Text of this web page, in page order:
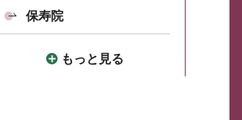
保寿院
もっと見る